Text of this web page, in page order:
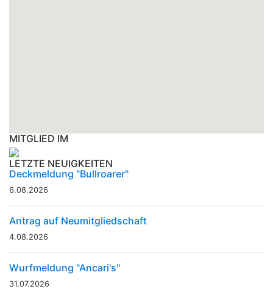
MITGLIED IM
LETZTE NEUIGKEITEN
Deckmeldung "Bullroarer"
6.08.2026
Antrag auf Neumitgliedschaft
4.08.2026
Wurfmeldung "Ancari's"
31.07.2026